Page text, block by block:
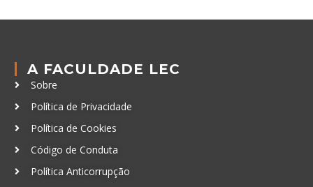
A FACULDADE LEC
Sobre
Política de Privacidade
Política de Cookies
Código de Conduta
Política Anticorrupção